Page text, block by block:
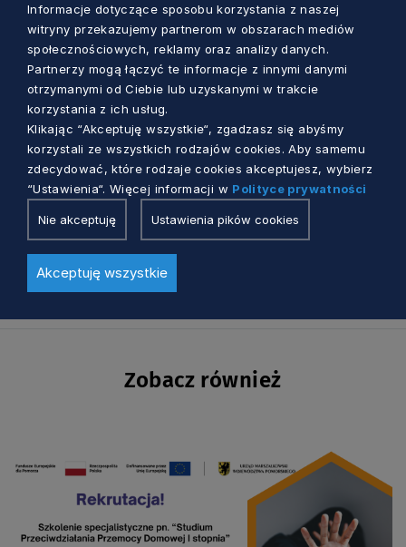
Formularz zgłoszeniowy na szkolenie 11-
12.02.2026
DOC
Formularz uczestnictwa
Zobacz również
Informacje dotyczące sposobu korzystania z naszej
witryny przekazujemy partnerom w obszarach mediów
społecznościowych, reklamy oraz analizy danych.
Partnerzy mogą łączyć te informacje z innymi danymi
otrzymanymi od Ciebie lub uzyskanymi w trakcie
korzystania z ich usług.
Klikając “Akceptuję wszystkie“, zgadzasz się abyśmy
korzystali ze wszystkich rodzajów cookies. Aby samemu
zdecydować, które rodzaje cookies akceptujesz, wybierz
“Ustawienia“. Więcej informacji w Polityce prywatności
Nie akceptuję Ustawienia pików cookies
Akceptuję wszystkie